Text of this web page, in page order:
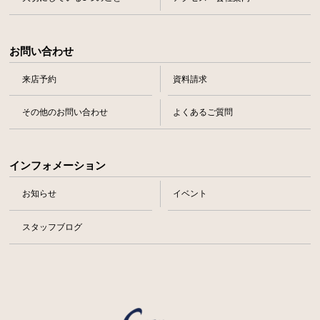
お問い合わせ
来店予約 資料請求
その他のお問い合わせ よくあるご質問
インフォメーション
お知らせ イベント
スタッフブログ